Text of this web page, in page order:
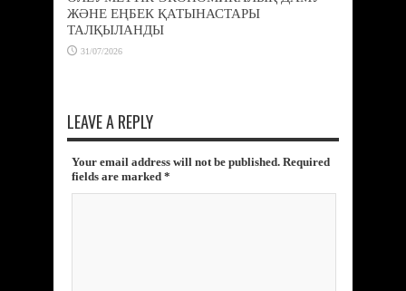
ЖӘНЕ ЕҢБЕК ҚАТЫНАСТАРЫ
ТАЛҚЫЛАНДЫ
31/07/2026
LEAVE A REPLY
Your email address will not be published. Required
fields are marked *